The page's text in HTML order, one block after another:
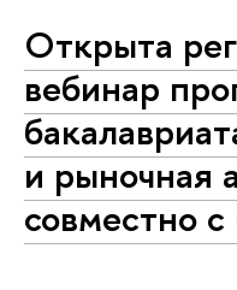
Открыта
вебинар
и рыночная
совместно